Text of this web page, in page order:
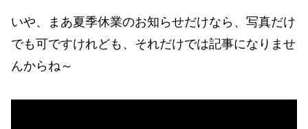
いや、まあ夏季休業のお知らせだけなら、写真だけ
でも可ですけれども、それだけでは記事になりませ
んからね～